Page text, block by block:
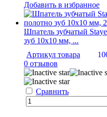
Добавить в избранное
Шпатель зубчатый
зуб 10х10 мм, ...
Артикул товара
0 отзывов
Сравнить